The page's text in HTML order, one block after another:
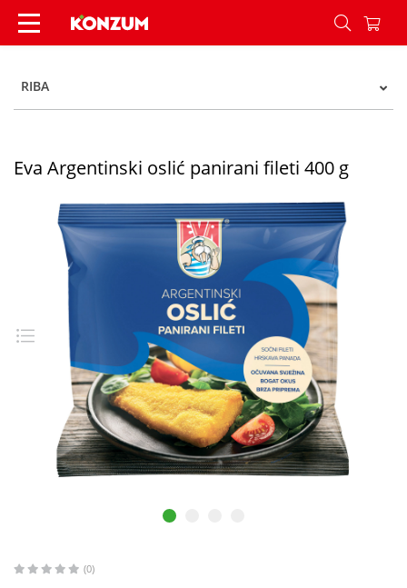
Eva Argentinski oslić panirani fileti 400 g -
RIBA
Eva Argentinski oslić panirani fileti 400 g
(0)